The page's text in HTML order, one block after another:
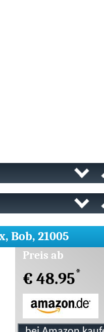
Bob, 21005
Preis ab
€ 48.95*